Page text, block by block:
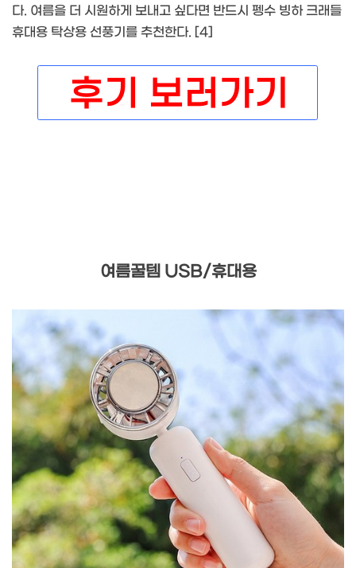
다. 여름을 더 시원하게 보내고 싶다면 반드시 펭수 빙하 크래들
휴대용 탁상용 선풍기를 추천한다. [4]
여름꿀템 USB/휴대용